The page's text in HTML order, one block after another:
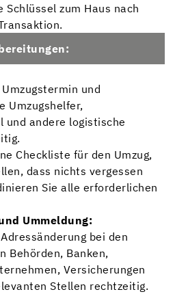
Schlüssel zum Haus nach
und
Umzugshelfer,
und andere logistische
Checkliste für den Umzug,
dass nichts vergessen
Sie alle erforderlichen
Ummeldung:
bei den
Behörden, Banken,
Versicherungen
Stellen rechtzeitig.